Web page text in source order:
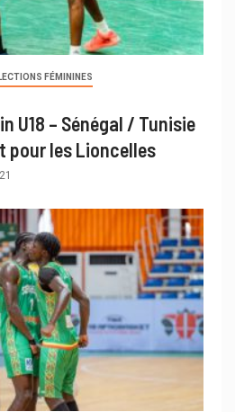
FÉMININES
U18 – Sénégal / Tunisie
pour les Lioncelles